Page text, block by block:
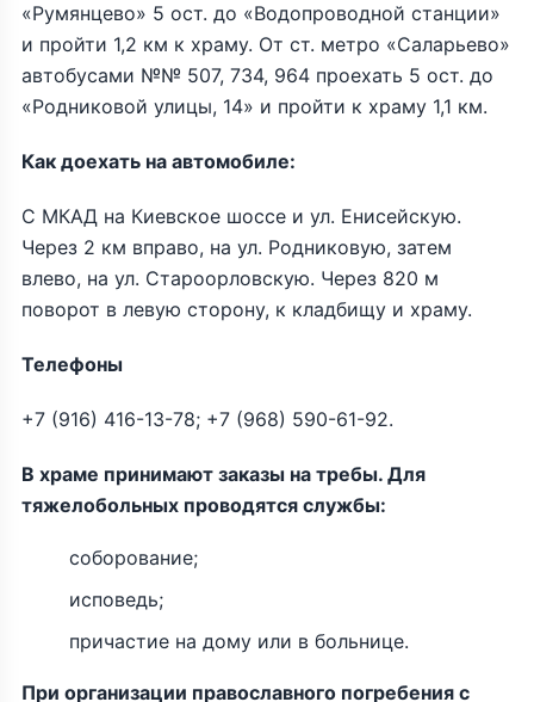
«Румянцево» 5 ост. до «Водопроводной станции»
и пройти 1,2 км к храму. От ст. метро «Саларьево»
автобусами №№ 507, 734, 964 проехать 5 ост. до
«Родниковой улицы, 14» и пройти к храму 1,1 км.
Как доехать на автомобиле:
С МКАД на Киевское шоссе и ул. Енисейскую.
Через 2 км вправо, на ул. Родниковую, затем
влево, на ул. Староорловскую. Через 820 м
поворот в левую сторону, к кладбищу и храму.
Телефоны
+7 (916) 416-13-78; +7 (968) 590-61-92.
В храме принимают заказы на требы. Для
тяжелобольных проводятся службы:
соборование;
исповедь;
причастие на дому или в больнице.
При организации православного погребения с